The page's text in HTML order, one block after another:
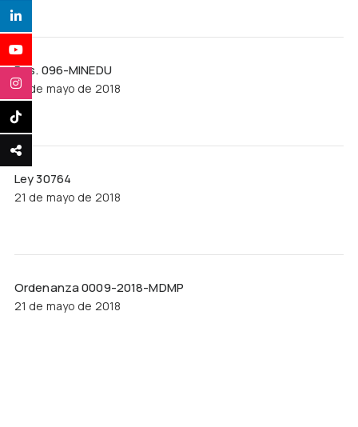
Res. 096-MINEDU
21 de mayo de 2018
Ley 30764
21 de mayo de 2018
Ordenanza 0009-2018-MDMP
21 de mayo de 2018